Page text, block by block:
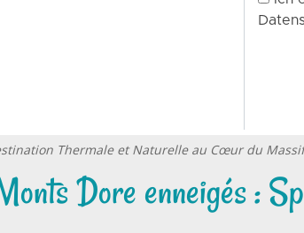
Thermale et Naturelle au Cœur du
Dore enneigés :